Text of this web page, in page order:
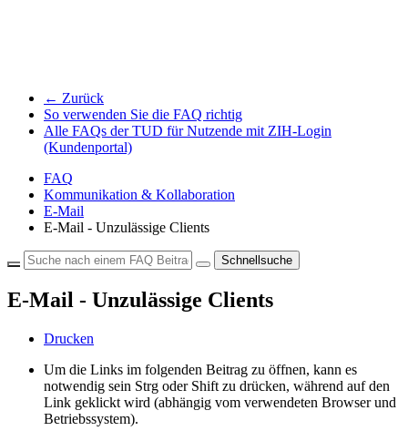
← Zurück
So verwenden Sie die FAQ richtig
Alle FAQs der TUD für Nutzende mit ZIH-Login
(Kundenportal)
FAQ
Kommunikation & Kollaboration
E-Mail
E-Mail - Unzulässige Clients
Schnellsuche
E-Mail - Unzulässige Clients
Drucken
Um die Links im folgenden Beitrag zu öffnen, kann es
notwendig sein Strg oder Shift zu drücken, während auf den
Link geklickt wird (abhängig vom verwendeten Browser und
Betriebssystem).